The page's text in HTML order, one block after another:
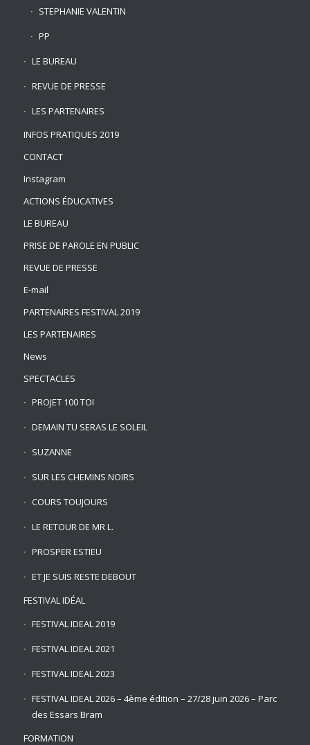
STEPHANIE VALENTIN
PP
LE BUREAU
REVUE DE PRESSE
LES PARTENAIRES
INFOS PRATIQUES 2019
CONTACT
Instagram
ACTIONS ÉDUCATIVES
LE BUREAU
PRISE DE PAROLE EN PUBLIC
REVUE DE PRESSE
E-mail
PARTENAIRES FESTIVAL 2019
LES PARTENAIRES
News
SPECTACLES
PROJET 100 TOI
DEMAIN TU SERAS LE SOLEIL
SUZANNE
SUR LES CHEMINS NOIRS
COURS TOUJOURS
LE RETOUR DE MR L.
PROSPER ESTIEU
ET JE SUIS RESTE DEBOUT
FESTIVAL IDÉAL
FESTIVAL IDEAL 2019
FESTIVAL IDEAL 2021
FESTIVAL IDEAL 2023
FESTIVAL IDEAL 2026 – 4ème édition – 27/28 juin 2026 – Parc
des Essars Bram
FORMATION